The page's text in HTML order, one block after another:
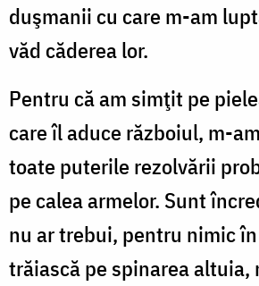
duşmanii cu care m-am
văd căderea lor.
Pentru că am simţit pe
care îl aduce războiul, m-
toate puterile rezolvării
pe calea armelor. Sunt
nu ar trebui, pentru nimic
trăiască pe spinarea altuia,